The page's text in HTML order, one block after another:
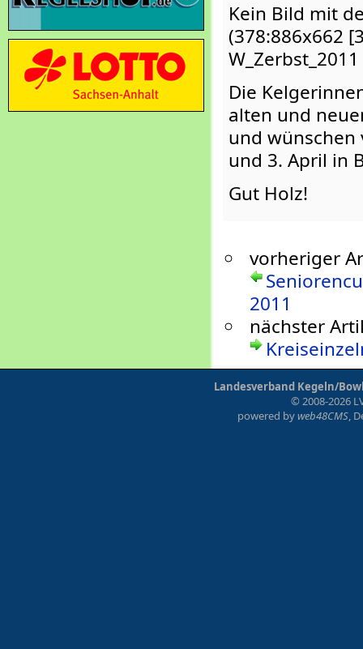
Kein Bild mit
(378:886x662
Die
alten und
und wünschen
und 3. April in
Gut Holz!
vorheriger
2011
nächster
Landesverband Kegeln/
© 2008-2026
powered byweb48CMS ,